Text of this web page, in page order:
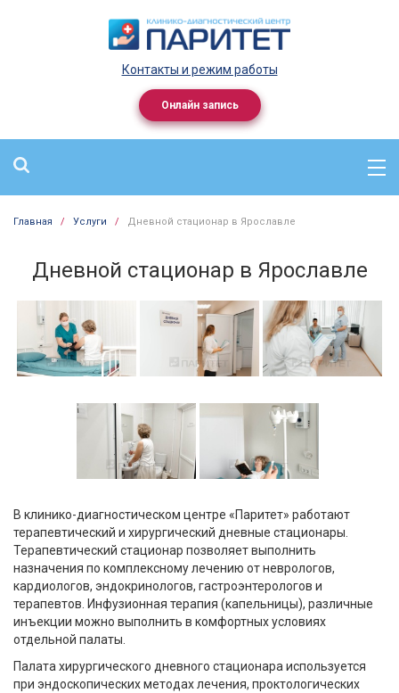
Контакты и режим работы
Онлайн запись
Главная / Услуги / Дневной стационар в Ярославле
Дневной стационар в Ярославле
В клинико-диагностическом центре «Паритет» работают
терапевтический и хирургический дневные стационары.
Терапевтический стационар позволяет выполнить
назначения по комплексному лечению от неврологов,
кардиологов, эндокринологов, гастроэнтерологов и
терапевтов. Инфузионная терапия (капельницы), различные
инъекции можно выполнить в комфортных условиях
отдельной палаты.
Палата хирургического дневного стационара используется
при эндоскопических методах лечения, проктологических